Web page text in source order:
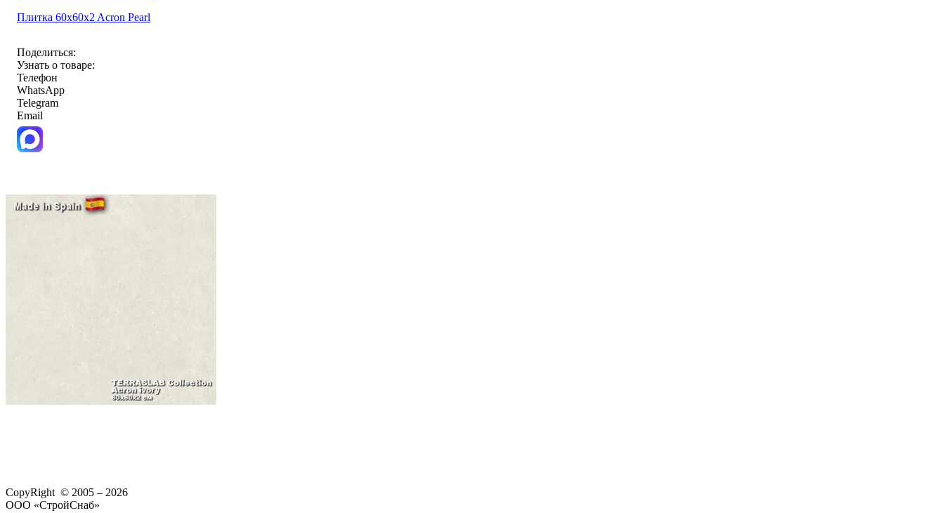
Плитка 60x60x2 Acron Pearl
Поделиться:
Узнать о товаре:
Телефон
WhatsApp
Telegram
Email
CopyRight © 2005 – 2026
ООО «СтройСнаб»